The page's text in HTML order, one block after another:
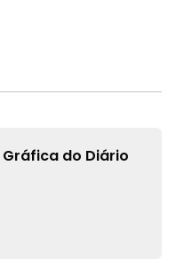
Gráfica do Diário